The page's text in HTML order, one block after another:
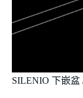
SILENIO 下嵌